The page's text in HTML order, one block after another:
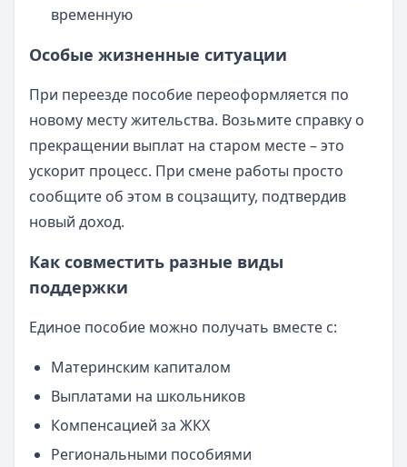
временную
Особые жизненные ситуации
При переезде пособие переоформляется по
новому месту жительства. Возьмите справку о
прекращении выплат на старом месте – это
ускорит процесс. При смене работы просто
сообщите об этом в соцзащиту, подтвердив
новый доход.
Как совместить разные виды
поддержки
Единое пособие можно получать вместе с:
Материнским капиталом
Выплатами на школьников
Компенсацией за ЖКХ
Региональными пособиями